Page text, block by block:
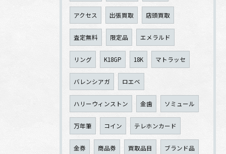
アクセス 出張買取 店頭買取
査定無料 限定品 エメラルド
リング K18GP 18K マトラッセ
バレンシアガ ロエベ
ハリーウィンストン 金歯 ソミュール
万年筆 コイン テレホンカード
金券 商品券 買取品目 ブランド品